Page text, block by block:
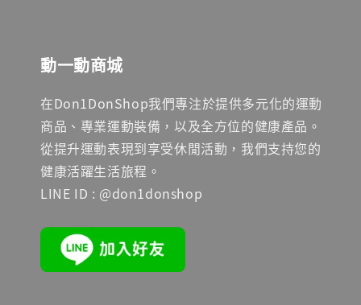
動一動商城
在Don1DonShop我們專注於提供多元化的運動
商品、專業運動裝備，以及全方位的健康產品。
從提升運動表現到享受休閒活動，我們支持您的
健康活躍生活旅程。
LINE ID : @don1donshop